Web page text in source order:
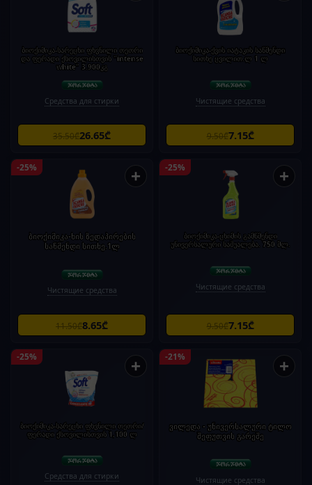
ბიოქიმიკა-სარეცხი ფხვნილი თეთრი
და ფერადი ქსოვილისთვის "intense
white" 3.900კგ
Средства для стирки
35.50₾26.65₾
ბიოქიმიკა-ქვის იატაკის საწმენდი
სითხე ცვილით.ლ 1 ლ
Чистящие средства
9.50₾7.15₾
-25% +
ბიოქიმიკა-ხის ზედაპირების
საწმენდი სითხე.1ლ
Чистящие средства
11.50₾8.65₾
-25% +
ბიოქიმიკა-ცხიმის გამწმენდი
უნივერსალური საშუალება. 750 მლ.
Чистящие средства
9.50₾7.15₾
-25% +
ბიოქიმიკა-სარეცხი ფხვნილი თეთრი/
ფერადი ქსოვილისთვის 1,100 ლ
Средства для стирки
-21% +
ვილედა - უნივერსალური ტილო
შეფუთვის გარეშე
Чистящие средства